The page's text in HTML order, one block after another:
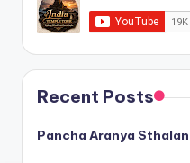
Recent Posts
Pancha Aranya